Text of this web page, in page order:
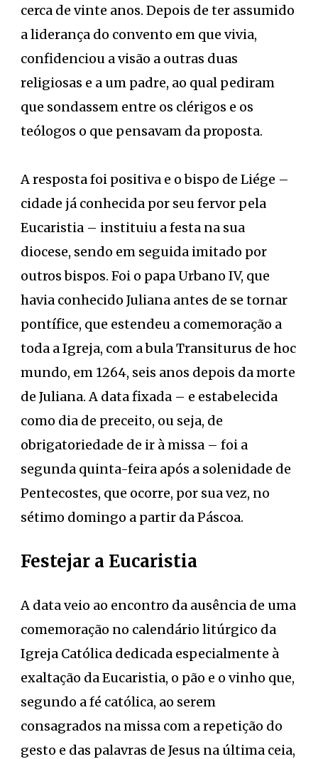
cerca de vinte anos. Depois de ter assumido
a liderança do convento em que vivia,
confidenciou a visão a outras duas
religiosas e a um padre, ao qual pediram
que sondassem entre os clérigos e os
teólogos o que pensavam da proposta.
A resposta foi positiva e o bispo de Liége –
cidade já conhecida por seu fervor pela
Eucaristia – instituiu a festa na sua
diocese, sendo em seguida imitado por
outros bispos. Foi o papa Urbano IV, que
havia conhecido Juliana antes de se tornar
pontífice, que estendeu a comemoração a
toda a Igreja, com a bula Transiturus de hoc
mundo, em 1264, seis anos depois da morte
de Juliana. A data fixada – e estabelecida
como dia de preceito, ou seja, de
obrigatoriedade de ir à missa – foi a
segunda quinta-feira após a solenidade de
Pentecostes, que ocorre, por sua vez, no
sétimo domingo a partir da Páscoa.
Festejar a Eucaristia
A data veio ao encontro da ausência de uma
comemoração no calendário litúrgico da
Igreja Católica dedicada especialmente à
exaltação da Eucaristia, o pão e o vinho que,
segundo a fé católica, ao serem
consagrados na missa com a repetição do
gesto e das palavras de Jesus na última ceia,